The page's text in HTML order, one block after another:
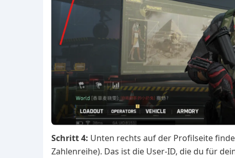
Schritt 4: Unten rechts auf der Profilseite
Zahlenreihe). Das ist die User-ID, die du für